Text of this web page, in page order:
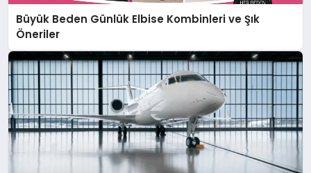
Büyük Beden Günlük Elbise Kombinleri ve Şık
Öneriler